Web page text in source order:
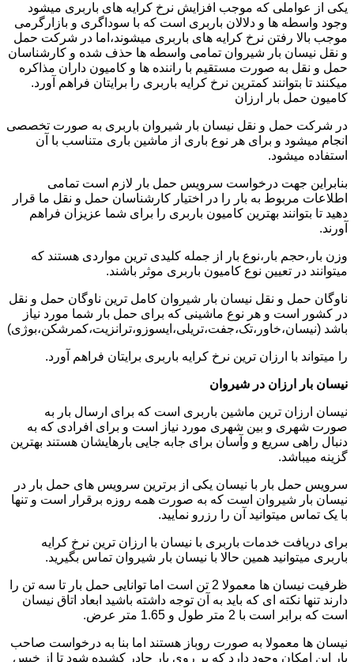
یکی از عواملی که موجب افزایش نرخ کرایه های باربری میشود
وجود واسطه ها و دلالان باربری است که با سوداگری و بازارگرمی
موجب بالا رفتن نرخ کرایه های باربری میشوند،اما در شرکت حمل
و نقل نیسان بار شیروان تمامی واسطه ها حذف شده و کارشناسان
حمل و نقل به صورت مستقیم با راننده ها و کامیون داران مذاکره
میکنند تا بتوانند کمترین نرخ کرایه باربری را برایتان فراهم آورد.
کامیون حمل بار ارزان
در شرکت حمل و نقل نیسان بار شیروان باربری به صورت تخصصی
انجام میشود و برای هر نوع باری از ماشین باری متناسب با آن
استفاده میشود.
بنابراین جهت درخواست سرویس حمل بار لازم است تمامی
اطلاعات مربوط به بار را در اختیار کارشناسان حمل و نقل ما قرار
دهید تا بتوانند بهترین کامیون باربری را برای شما عزیزان فراهم
آورند.
وزن بار،حجم بار،نوع بار از جمله کلیدی ترین مواردی هستند که
میتوانند در تعیین نوع کامیون باربری موثر باشند.
ناوگان حمل و نقل نیسان بار شیروان کامل ترین ناوگان حمل و نقل
در کشور است و هر نوع ماشینی که برای حمل بار شما مورد نیاز
باشد (نیسان،خاور،تک،جفت،تریلی،ایسوزو،ترانزیت،کمرشکن،بوژی)
را میتواند با ارزان ترین نرخ کرایه باربری برایتان فراهم آورد.
نیسان بار ارزان در شیروان
نیسان ارزان ترین ماشین باربری است که برای ارسال بار به
صورت شهری و بین شهری مورد نیاز است و برای افرادی که به
دنبال راهی سریع و وآسان برای جابه جایی بارهایشان هستند بهترین
گزینه میباشد.
سرویس حمل بار با نیسان یکی از برترین سرویس های حمل بار در
نیسان بار شیروان است که به صورت همه روزه برقرار است و تنها
با یک تماس میتوانید آن را رزرو نمایید.
برای دریافت خدمات باربری با نیسان با ارزان ترین نرخ کرایه
باربری میتوانید همین حالا با نیسان بار شیروان تماس بگیرید.
ظرفیت نیسان ها معمولا 2 تن است اما توانایی حمل بار تا سه تن را
دارند تنها نکته ای که باید به آن توجه داشته باشید ابعاد اتاق نیسان
است که برابر است با 2 متر طول و 1.65 متر عرض.
نیسان ها معمولا به صورت روباز هستند اما بنا به درخواست صاحب
بار این امکان وجود دارد که بر روی بار چادر کشیده شود تا از خیس